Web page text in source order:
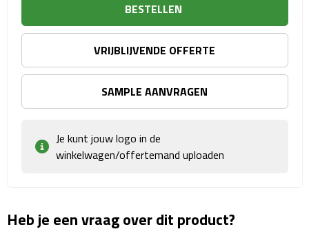
Koeltassen & koelboxen
Strandtassen
Picknick rugtassen
Lunchtassen
Matrozentassen
BESTELLEN
VRIJBLIJVENDE OFFERTE
SAMPLE AANVRAGEN
Je kunt jouw logo in de
winkelwagen/offertemand uploaden
Heb je een vraag over dit product?